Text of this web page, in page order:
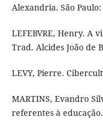
Alexandria. São
LEFEBVRE, Henry. A
Trad. Alcides João de
LEVY, Pierre.
MARTINS, Evandro
referentes à